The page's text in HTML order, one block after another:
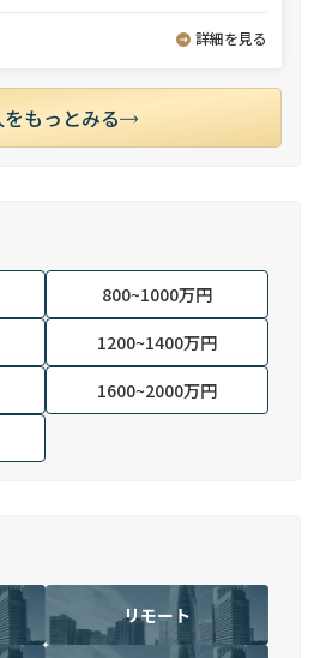
詳細を見る
もっとみる
800~1000万円
1200~1400万円
1600~2000万円
リモート